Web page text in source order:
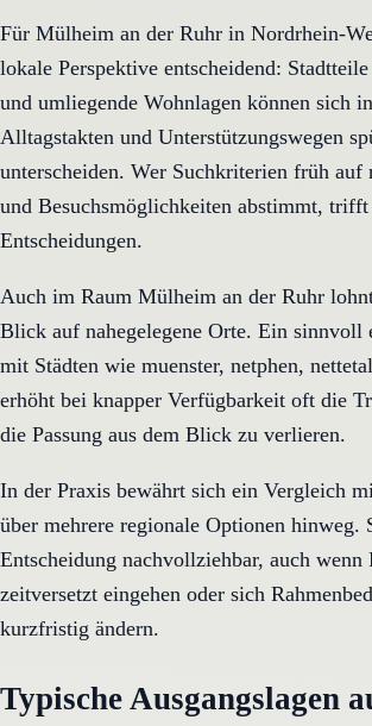
Für Mülheim an der Ruhr in Nordrhein-
lokale Perspektive entscheidend:
und umliegende Wohnlagen können sich
Alltagstakten und Unterstützungswegen
unterscheiden. Wer Suchkriterien früh auf
und Besuchsmöglichkeiten abstimmt,
Entscheidungen.
Auch im Raum Mülheim an der Ruhr
Blick auf nahegelegene Orte. Ein sinnvoll
mit Städten wie muenster, netphen,
erhöht bei knapper Verfügbarkeit oft die
die Passung aus dem Blick zu verlieren.
In der Praxis bewährt sich ein Vergleich
über mehrere regionale Optionen hinweg.
Entscheidung nachvollziehbar, auch wenn
zeitversetzt eingehen oder sich
kurzfristig ändern.
Typische Ausgangslagen